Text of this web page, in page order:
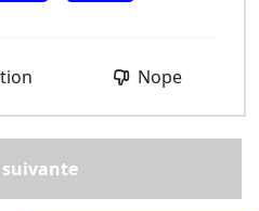
Nope
suivante